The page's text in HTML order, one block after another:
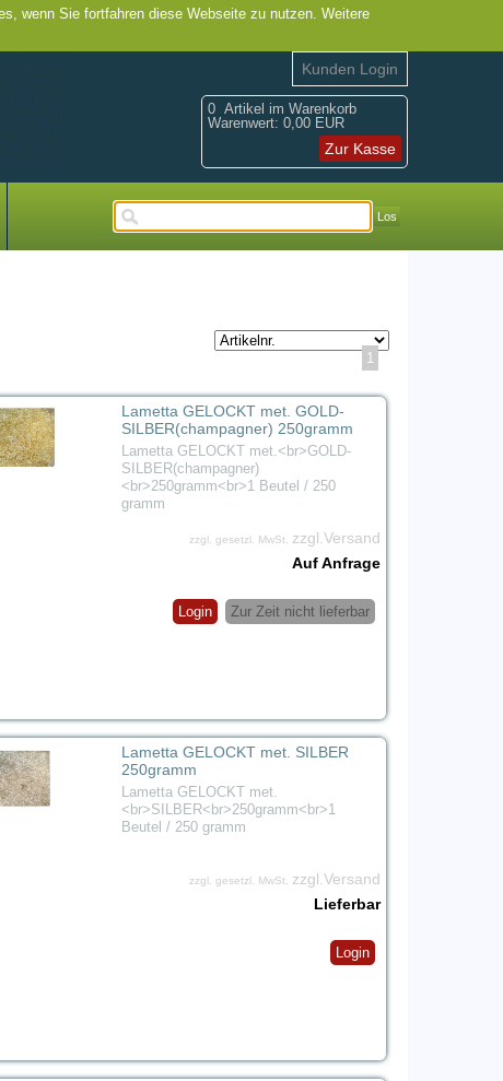
wenn Sie fortfahren diese Webseite zu nutzen. Weitere
0 Artikel im Warenkorb
Warenwert: 0,00 EUR
Zur Kasse
Kunden Login
Los
1
Lametta GELOCKT met. GOLD-
SILBER(champagner) 250gramm
Lametta GELOCKT met.<br>GOLD-
SILBER(champagner)
<br>250gramm<br>1 Beutel / 250
gramm
zzgl. gesetzl. MwSt.
zzgl.Versand
Auf Anfrage
Zur Zeit nicht lieferbar
Login
Lametta GELOCKT met. SILBER
250gramm
Lametta GELOCKT met.
<br>SILBER<br>250gramm<br>1
Beutel / 250 gramm
zzgl. gesetzl. MwSt.
zzgl.Versand
Lieferbar
Login